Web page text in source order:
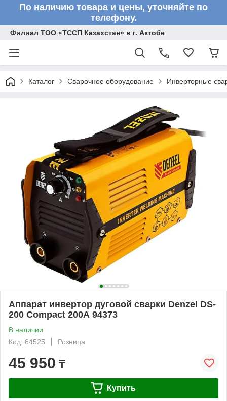
По наличию товара и цены, уточняйте по
телефону.
Филиал ТОО «ТССП Казахстан» в г. Актобе
Каталог Сварочное оборудование Инверторные
Аппарат инвертор дуговой сварки Denzel DS-
200 Compact 200А 94373
В наличии
Код: 64525
Розница
45 950 ₸
Купить